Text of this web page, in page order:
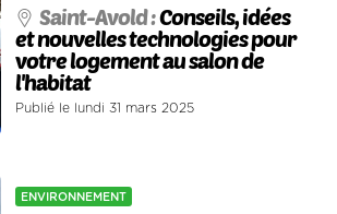
Saint-Avold :Conseils, idées
et nouvelles technologies pour
votre logement au salon de
l'habitat
Publié le lundi 31 mars 2025
ENVIRONNEMENT